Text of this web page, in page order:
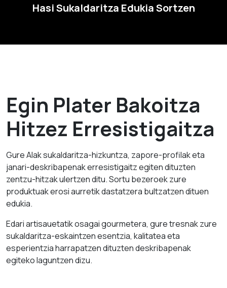
Hasi Sukaldaritza Edukia Sortzen
Egin Plater Bakoitza
Hitzez Erresistigaitza
Gure AIak sukaldaritza-hizkuntza, zapore-profilak eta
janari-deskribapenak erresistigaitz egiten dituzten
zentzu-hitzak ulertzen ditu. Sortu bezeroek zure
produktuak erosi aurretik dastatzera bultzatzen dituen
edukia.
Edari artisauetatik osagai gourmetera, gure tresnak zure
sukaldaritza-eskaintzen esentzia, kalitatea eta
esperientzia harrapatzen dituzten deskribapenak
egiteko laguntzen dizu.